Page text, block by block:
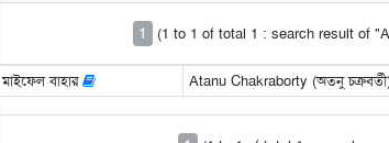
1 (1 to 1 of total 1 : search result of
মাইফেল বাহার Atanu Chakraborty (অতনু